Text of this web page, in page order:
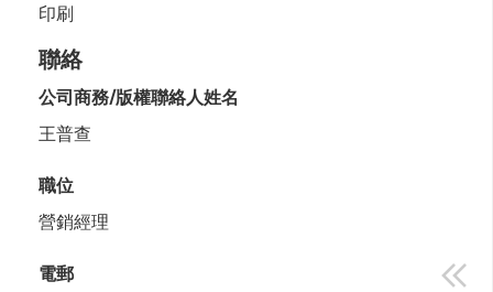
印刷
聯絡
公司商務/版權聯絡人姓名
王普查
職位
營銷經理
電郵